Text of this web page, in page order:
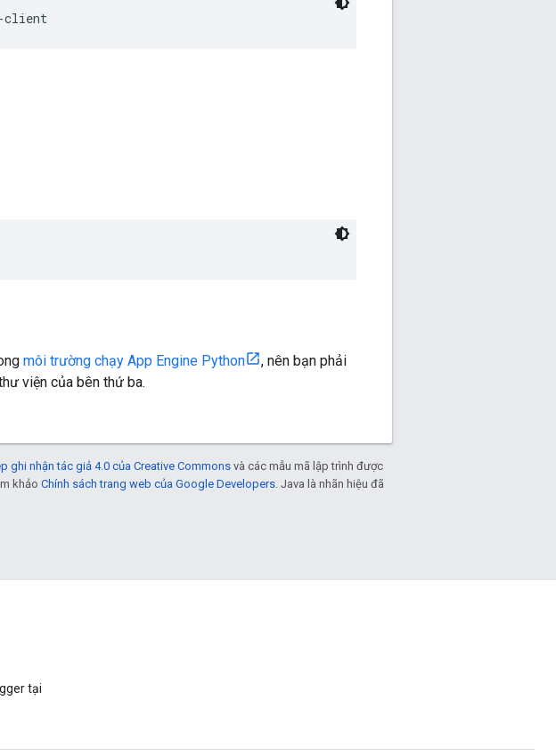
client
môi trường chạy App Engine Python
, nên bạn phải
viện của bên thứ ba.
ghi nhận tác giả 4.0 của Creative Commons và các mẫu mã lập trình được
khảo Chính sách trang web của Google Developers . Java là nhãn hiệu đã
tại